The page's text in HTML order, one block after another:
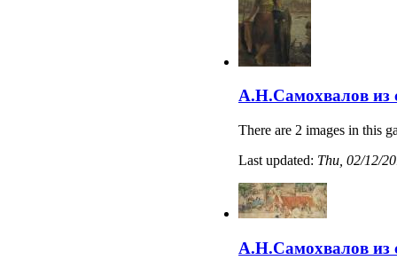
А.Н.Самохвалов
There are 2 images in this
Last updated: Thu, 02/12/
А.Н.Самохвалов